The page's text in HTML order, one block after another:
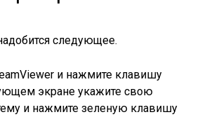
следующее.
и нажмите клавишу
экране укажите свою
и нажмите зеленую клавишу